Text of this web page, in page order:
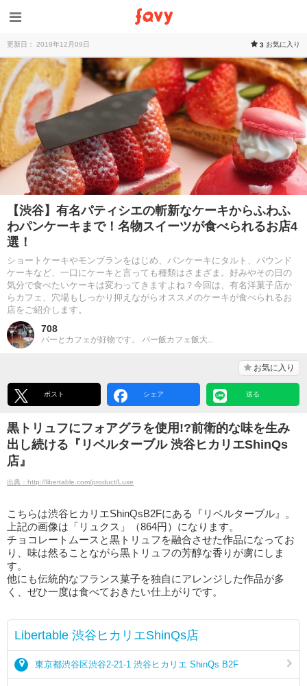
更新日： 2019年12月09日 3 お気に入り
【渋谷】有名パティシエの斬新なケーキからふわふ
わパンケーキまで！名物スイーツが食べられるお店4
選！
ショートケーキやモンブランをはじめ、パンケーキにタルト、パウンド
ケーキなど、一口にケーキと言っても種類はさまざま。好みやその日の
気分で食べたいケーキは変わってきますよね？今回は、有名洋菓子店か
らカフェ、穴場もしっかり抑えながらオススメのケーキが食べられるお
店をご紹介します。
708
バーとカフェが好物です。 バー飯カフェ飯大...
お気に入り
ポスト シェア 送る
黒トリュフにフォアグラを使用!?前衛的な味を生み
出し続ける『リベルターブル 渋谷ヒカリエShinQs
店』
出典：http://libertable.com/product/Luxe
こちらは渋谷ヒカリエShinQsB2Fにある『リベルターブル』。
上記の画像は「リュクス」（864円）になります。
チョコレートムースと黒トリュフを融合させた作品になってお
り、味は然ることながら黒トリュフの芳醇な香りが虜にしま
す。
他にも伝統的なフランス菓子を独自にアレンジした作品が多
く、ぜひ一度は食べておきたい仕上がりです。
Libertable 渋谷ヒカリエShinQs店
東京都渋谷区渋谷2-21-1 渋谷ヒカリエ ShinQs B2F